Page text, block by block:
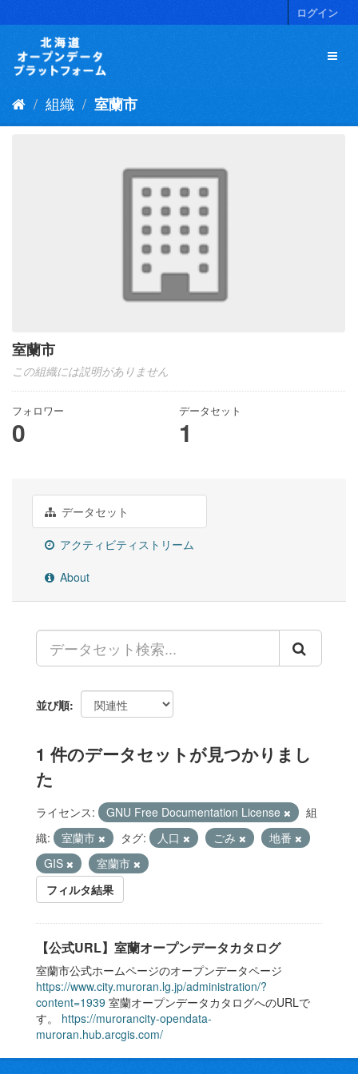
キ
ログイン
組織 室蘭市
室蘭市
この組織には説明がありません
フォロワー
0
データセット
1
データセット
アクティビティストリーム
About
並び順
1 件のデータセットが見つかりまし
た
ライセンス: GNU Free Documentation License
組
織:
室蘭市 タグ: 人口 ごみ
地番
GIS
室蘭市
フィルタ結果
【公式URL】室蘭オープンデータカタログ
室蘭市公式ホームページのオープンデータページ
https://www.city.muroran.lg.jp/administration/?
content=1939 室蘭オープンデータカタログへのURLで
す。 https://murorancity-opendata-
muroran.hub.arcgis.com/